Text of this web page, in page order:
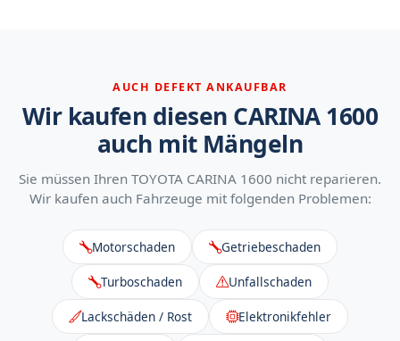
AUCH DEFEKT ANKAUFBAR
Wir kaufen diesen CARINA 1600
auch mit Mängeln
Sie müssen Ihren TOYOTA CARINA 1600 nicht reparieren.
Wir kaufen auch Fahrzeuge mit folgenden Problemen:
Motorschaden Getriebeschaden
Turboschaden Unfallschaden
Lackschäden / Rost Elektronikfehler